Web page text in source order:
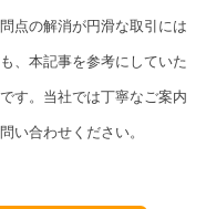
点の解消が円滑な取引には
、本記事を参考にしていた
す。当社では丁寧なご案内
い合わせください。